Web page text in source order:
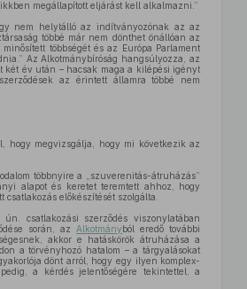
megállapított eljárást kell alkalmazni.”
nem helytálló az indítványozónak az az
többé már nem dönthet önállóan az
többségét és az Európa Parlament
Az Alkotmánybíróság hangsúlyozza, az
két év után – hacsak maga a kilépési igényt
az érintett államra többé nem
hogy megvizsgálja, hogy mi következik az
többnyire a „szuverenitás-átruházás”
alapot és keretet teremtett ahhoz, hogy
előkészítését szolgálta.
csatlakozási szerződés viszonylatában
során, az Alkotmányból eredő további
akkor e hatáskörök átruházása a
a törvényhozó hatalom – a tárgyalásokat
dönt arról, hogy egy ilyen komplex-
pedig, a kérdés jelentőségére tekintettel, a